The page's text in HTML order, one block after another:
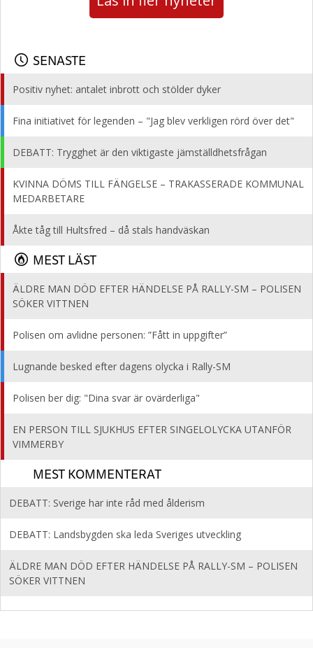
SENASTE
Positiv nyhet: antalet inbrott och stölder dyker
Fina initiativet för legenden – "Jag blev verkligen rörd över det"
DEBATT: Trygghet är den viktigaste jämställdhetsfrågan
KVINNA DÖMS TILL FÄNGELSE – TRAKASSERADE KOMMUNAL
MEDARBETARE
Åkte tåg till Hultsfred – då stals handväskan
MEST LÄST
ÄLDRE MAN DÖD EFTER HÄNDELSE PÅ RALLY-SM – POLISEN
SÖKER VITTNEN
Polisen om avlidne personen: ”Fått in uppgifter”
Lugnande besked efter dagens olycka i Rally-SM
Polisen ber dig: "Dina svar är ovärderliga"
EN PERSON TILL SJUKHUS EFTER SINGELOLYCKA UTANFÖR
VIMMERBY
MEST KOMMENTERAT
DEBATT: Sverige har inte råd med ålderism
DEBATT: Landsbygden ska leda Sveriges utveckling
ÄLDRE MAN DÖD EFTER HÄNDELSE PÅ RALLY-SM – POLISEN
SÖKER VITTNEN